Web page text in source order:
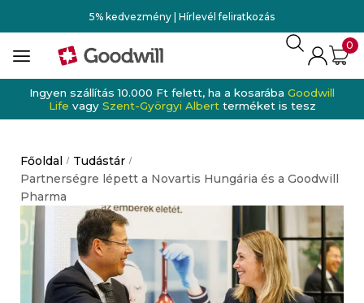
5% kedvezmény | Hírlevél feliratkozás
0
Ingyen szállítás 10.000 Ft felett, ha a kosarába Goodwill
Life vagy Szent-Györgyi Albert terméket is tesz
Főoldal / Tudástár /
Partnerségre lépett a Novartis Hungária és a Goodwill
Pharma